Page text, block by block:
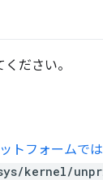
ださい。
トフォームで
kernel/